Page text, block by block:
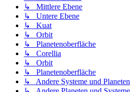
↳ Mittlere Ebene
↳ Untere Ebene
↳ Kuat
↳ Orbit
↳ Planetenoberfläche
↳ Corellia
↳ Orbit
↳ Planetenoberfläche
↳ Andere Systeme und Planeten